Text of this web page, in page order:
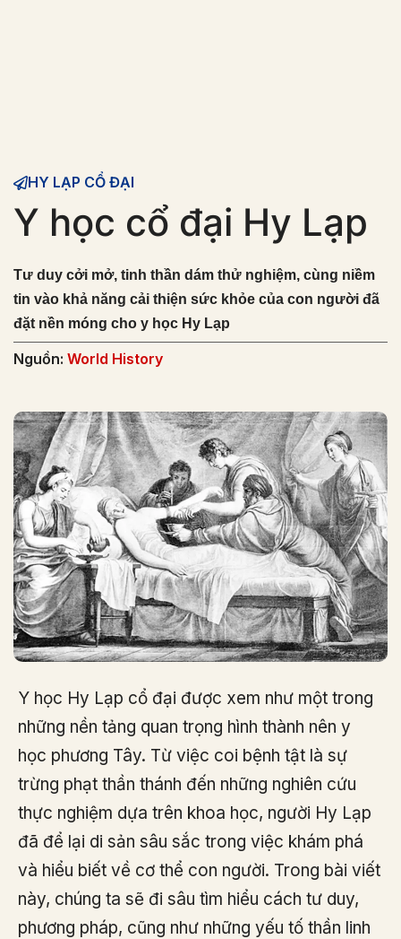
HY LẠP CỔ ĐẠI
Y học cổ đại Hy Lạp
Tư duy cởi mở, tinh thần dám thử nghiệm, cùng niềm
tin vào khả năng cải thiện sức khỏe của con người đã
đặt nền móng cho y học Hy Lạp
Nguồn: World History
Y học Hy Lạp cổ đại được xem như một trong
những nền tảng quan trọng hình thành nên y
học phương Tây. Từ việc coi bệnh tật là sự
trừng phạt thần thánh đến những nghiên cứu
thực nghiệm dựa trên khoa học, người Hy Lạp
đã để lại di sản sâu sắc trong việc khám phá
và hiểu biết về cơ thể con người. Trong bài viết
này, chúng ta sẽ đi sâu tìm hiểu cách tư duy,
phương pháp, cũng như những yếu tố thần linh